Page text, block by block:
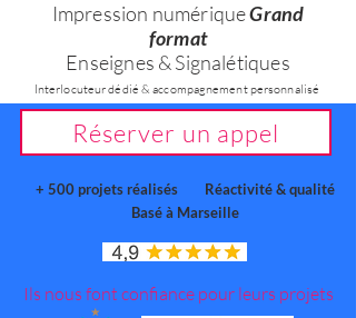
Impression numériqueGrand
format
Enseignes & Signalétiques
Interlocuteur dédié & accompagnement personnalisé
Réserver un appel
+ 500 projets réalisés
Réactivité & qualité
Basé à Marseille
Ils nous font confiance pour leurs projets